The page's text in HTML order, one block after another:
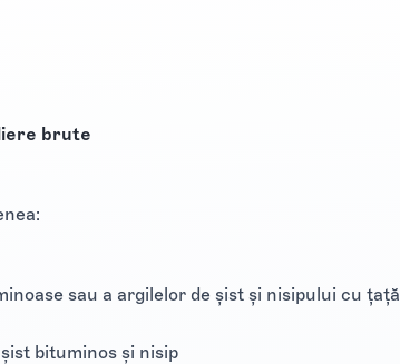
brute
sau a argilelor de șist și nisipului cu țață
bituminos și nisip